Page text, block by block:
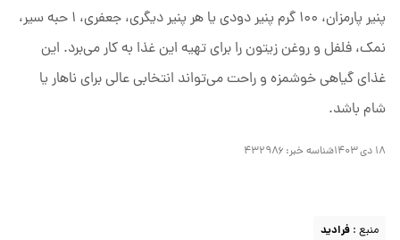
پنیر پارمزان، ۱۰۰ گرم پنیر دودی یا هر پنیر دیگری، جعفری، ۱ حبه سیر،
نمک، فلفل و روغن زیتون را برای تهیه این غذا به کار می‌برد. این
غذای گیاهی خوشمزه و راحت می‌تواند انتخابی عالی برای ناهار یا
شام باشد.
۱۸ دی ۱۴۰۳ شناسه خبر: ۴۳۲۹۸۶
منبع : فرادید